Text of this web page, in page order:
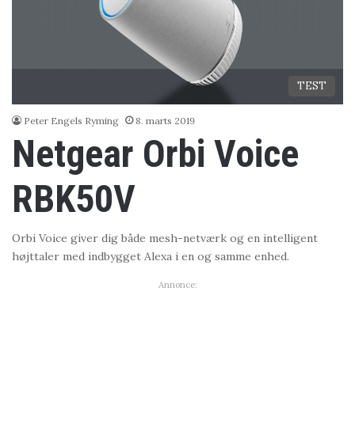
TEST
Peter Engels Ryming 8. marts 2019
Netgear Orbi Voice
RBK50V
Orbi Voice giver dig både mesh-netværk og en intelligent
højttaler med indbygget Alexa i en og samme enhed.
Annonce: